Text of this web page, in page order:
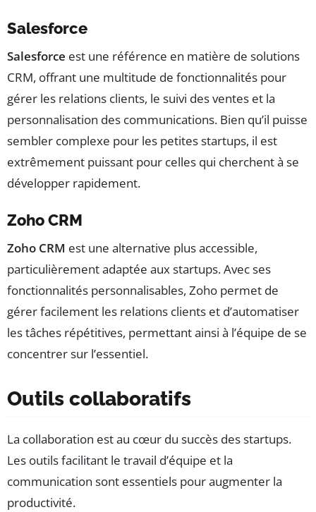
Salesforce
Salesforce est une référence en matière de solutions
CRM, offrant une multitude de fonctionnalités pour
gérer les relations clients, le suivi des ventes et la
personnalisation des communications. Bien qu’il puisse
sembler complexe pour les petites startups, il est
extrêmement puissant pour celles qui cherchent à se
développer rapidement.
Zoho CRM
Zoho CRM est une alternative plus accessible,
particulièrement adaptée aux startups. Avec ses
fonctionnalités personnalisables, Zoho permet de
gérer facilement les relations clients et d’automatiser
les tâches répétitives, permettant ainsi à l’équipe de se
concentrer sur l’essentiel.
Outils collaboratifs
La collaboration est au cœur du succès des startups.
Les outils facilitant le travail d’équipe et la
communication sont essentiels pour augmenter la
productivité.